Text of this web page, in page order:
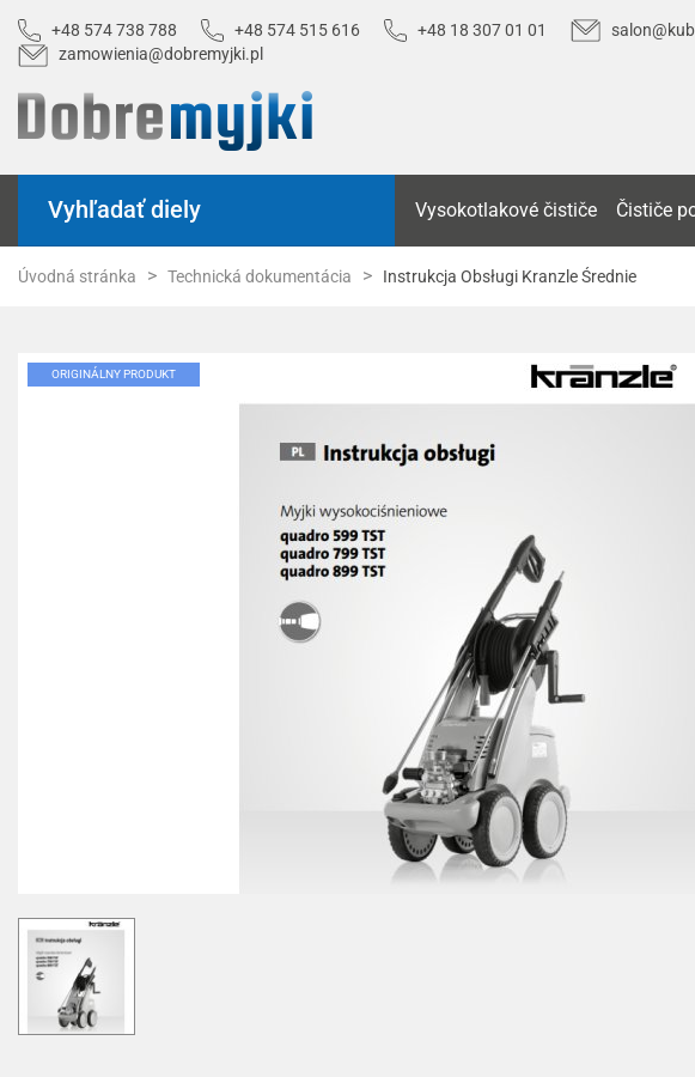
+48 574 738 788 +48 574 515 616 +48 18 307 01 01
zamowienia@dobremyjki.pl
Vyhľadať diely Vysokotlakové čističe Čističe
Úvodná stránka Technická dokumentácia Instrukcja Obsługi Kranzle Średnie
ORIGINÁLNY PRODUKT